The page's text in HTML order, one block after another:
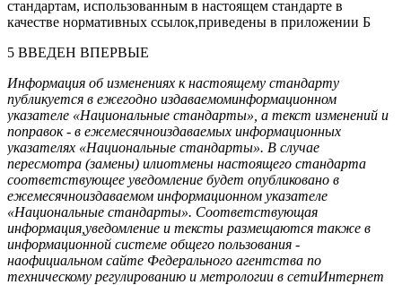
стандартам, использованным в настоящем стандарте в
качестве нормативных ссылок,приведены в приложении Б
5 ВВЕДЕН ВПЕРВЫЕ
Информация об изменениях к настоящему стандарту
публикуется в ежегодно издаваемоминформационном
указателе «Национальные стандарты», а текст изменений и
поправок - в ежемесячноиздаваемых информационных
указателях «Национальные стандарты». В случае
пересмотра (замены) илиотмены настоящего стандарта
соответствующее уведомление будет опубликовано в
ежемесячноиздаваемом информационном указателе
«Национальные стандарты». Соответствующая
информация,уведомление и тексты размещаются также в
информационной системе общего пользования -
наофициальном сайте Федерального агентства по
техническому регулированию и метрологии в сетиИнтернет